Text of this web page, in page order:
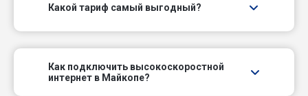
Обрывной пер
Почтовый пер
Привольный пер
Какой тариф самый выгодный?
Как подключить высокоскоростной
интернет в Майкопе?